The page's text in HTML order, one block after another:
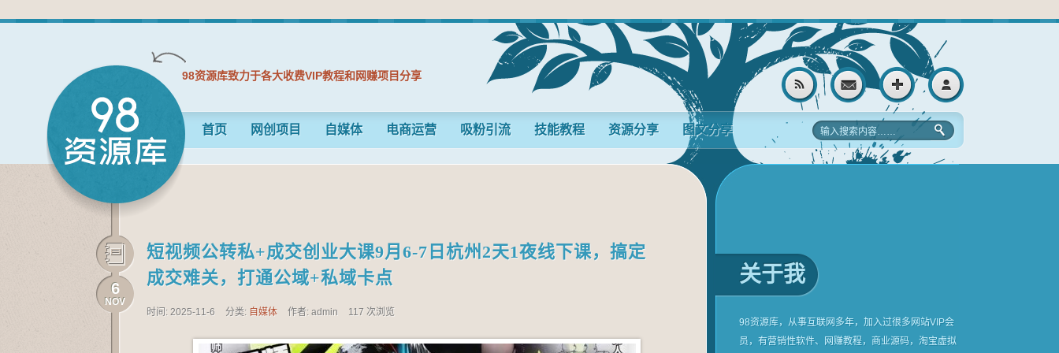
98资源库致力于各大收费VIP教程和网赚项目分享
首页 网创项目 自媒体 电商运营 吸粉引流 技能教程 资源分享 图文分享
6
NOV
短视频公转私+成交创业大课9月6-7日杭州2天1夜线下课，搞定
成交难关，打通公域+私域卡点
时间: 2025-11-6 分类: 自媒体 作者: admin 117 次浏览
关于我
98资源库，从事互联网多年，加入过很多网站VIP会
员，有营销性软件、网赚教程，商业源码，淘宝虚拟